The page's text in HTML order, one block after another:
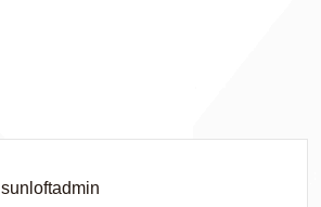
sunloftadmin